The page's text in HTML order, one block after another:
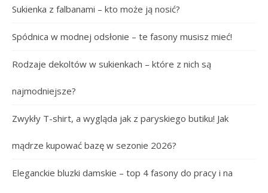
Sukienka z falbanami – kto może ją nosić?
Spódnica w modnej odsłonie – te fasony musisz mieć!
Rodzaje dekoltów w sukienkach – które z nich są
najmodniejsze?
Zwykły T-shirt, a wygląda jak z paryskiego butiku! Jak
mądrze kupować bazę w sezonie 2026?
Eleganckie bluzki damskie – top 4 fasony do pracy i na